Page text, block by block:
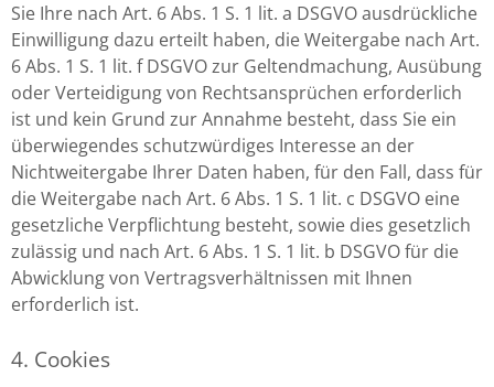
Sie Ihre nach Art. 6 Abs. 1 S. 1 lit. a DSGVO ausdrückliche
Einwilligung dazu erteilt haben, die Weitergabe nach Art.
6 Abs. 1 S. 1 lit. f DSGVO zur Geltendmachung, Ausübung
oder Verteidigung von Rechtsansprüchen erforderlich
ist und kein Grund zur Annahme besteht, dass Sie ein
überwiegendes schutzwürdiges Interesse an der
Nichtweitergabe Ihrer Daten haben, für den Fall, dass für
die Weitergabe nach Art. 6 Abs. 1 S. 1 lit. c DSGVO eine
gesetzliche Verpflichtung besteht, sowie dies gesetzlich
zulässig und nach Art. 6 Abs. 1 S. 1 lit. b DSGVO für die
Abwicklung von Vertragsverhältnissen mit Ihnen
erforderlich ist.
4. Cookies